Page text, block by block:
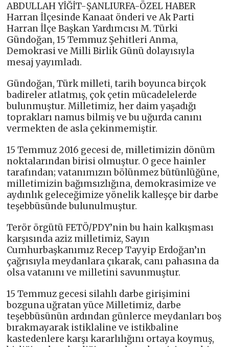
ABDULLAH YİĞİT-ŞANLIURFA-ÖZEL HABER
Harran İlçesinde Kanaat önderi ve Ak Parti
Harran İlçe Başkan Yardımcısı M. Türki
Gündoğan, 15 Temmuz Şehitleri Anma,
Demokrasi ve Milli Birlik Günü dolayısıyla
mesaj yayımladı.
Gündoğan, Türk milleti, tarih boyunca birçok
badireler atlatmış, çok çetin mücadelelerde
bulunmuştur. Milletimiz, her daim yaşadığı
toprakları namus bilmiş ve bu uğurda canını
vermekten de asla çekinmemiştir.
15 Temmuz 2016 gecesi de, milletimizin dönüm
noktalarından birisi olmuştur. O gece hainler
tarafından; vatanımızın bölünmez bütünlüğüne,
milletimizin bağımsızlığına, demokrasimize ve
aydınlık geleceğimize yönelik kalleşçe bir darbe
teşebbüsünde bulunulmuştur.
Terör örgütü FETÖ/PDY’nin bu hain kalkışması
karşısında aziz milletimiz, Sayın
Cumhurbaşkanımız Recep Tayyip Erdoğan’ın
çağrısıyla meydanlara çıkarak, canı pahasına da
olsa vatanını ve milletini savunmuştur.
15 Temmuz gecesi silahlı darbe girişimini
bozguna uğratan yüce Milletimiz, darbe
teşebbüsünün ardından günlerce meydanları boş
bırakmayarak istiklaline ve istikbaline
kastedenlere karşı kararlılığını ortaya koymuş,